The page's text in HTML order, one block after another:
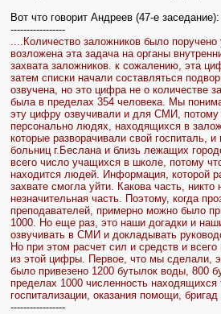
Вот что говорит Андреев (47-е заседание):
-----------------
....Количество заложников было
возложена эта задача на органы
захвата заложников. к сожалению, эта
затем списки начали составляться
озвучена, но это цифра не о количестве
была в пределах 354 человека. Мы
эту цифру озвучивали и для СМИ,
персонально людях, находящихся в
которые разворачивали свой госпиталь,
больниц г.Беслана и близь лежащих
всего число учащихся в школе, потому
находится людей. Информация, которой
захвате смогла уйти. Какова часть,
незначительная часть. Поэтому, когда
преподавателей, примерно можно было
1000. Но еще раз, это наши догадки и
озвучивать в СМИ и докладывать
Но при этом расчет сил и средств и
из этой цифры. Первое, что мы сделали,
было привезено 1200 бутылок воды, 800
пределах 1000 численность
госпитализации, оказания помощи,
-----------------